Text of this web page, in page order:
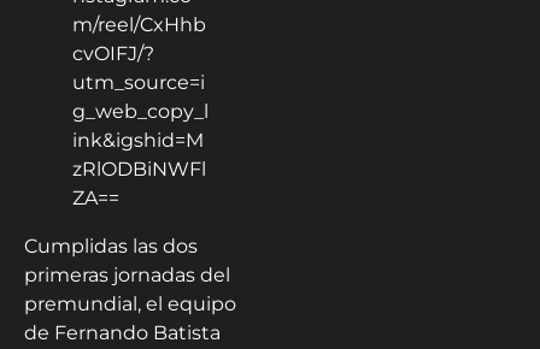
m/reel/CxHhb
cvOIFJ/?
utm_source=i
g_web_copy_l
ink&igshid=M
zRlODBiNWFl
ZA==
Cumplidas las dos
primeras jornadas del
premundial, el equipo
de Fernando Batista